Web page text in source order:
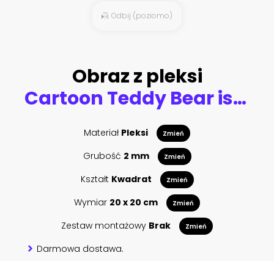
Odbij (poziomo)
Obraz z pleksi
Cartoon Teddy Bear isolated on a white background
Materiał Pleksi Zmień
Grubość 2 mm Zmień
Kształt Kwadrat Zmień
Wymiar 20 x 20 cm Zmień
Zestaw montażowy Brak Zmień
Darmowa dostawa.